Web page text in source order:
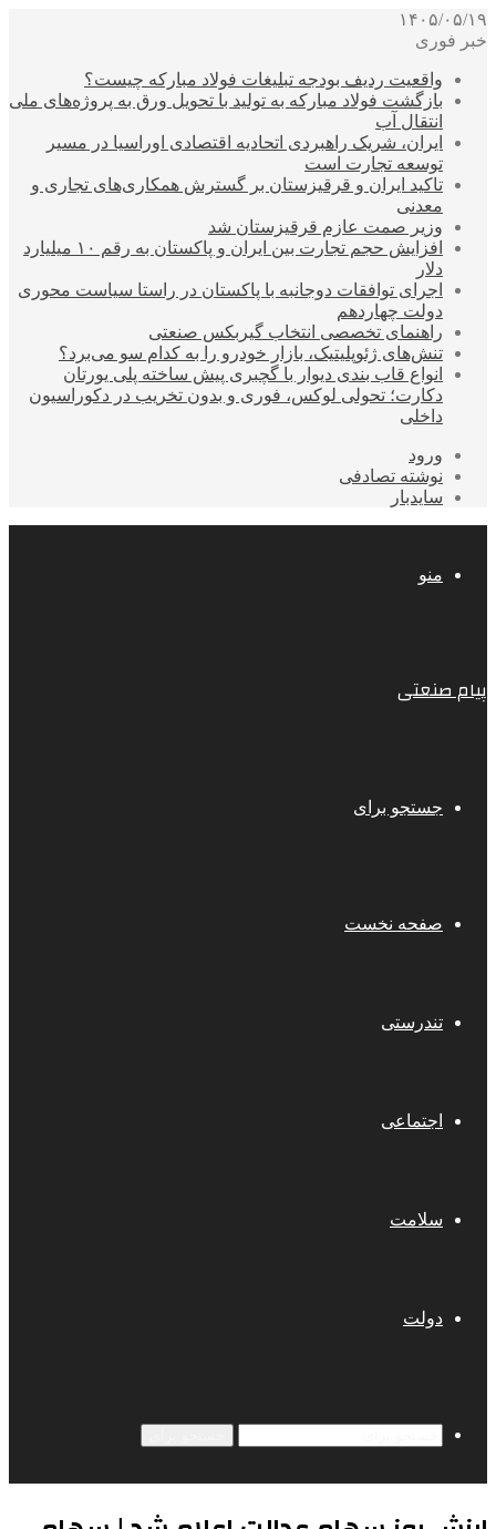
۱۴۰۵/۰۵/۱۹
خبر فوری
واقعیت ردیف بودجه تبلیغات فولاد مبارکه چیست؟
بازگشت فولاد مبارکه به تولید با تحویل ورق به پروژه‌های ملی
انتقال آب
ایران، شریک راهبردی اتحادیه اقتصادی اوراسیا در مسیر
توسعه تجارت است
تاکید ایران و قرقیزستان بر گسترش همکاری‌های تجاری و
معدنی
وزیر صمت عازم قرقیزستان شد
افزایش حجم تجارت بین ایران و پاکستان به رقم ۱۰ میلیارد
دلار
اجرای توافقات دوجانبه با پاکستان در راستا سیاست محوری
دولت چهاردهم
راهنمای تخصصی انتخاب گیربکس صنعتی
تنش‌های ژئوپلیتیک، بازار خودرو را به کدام سو می‌برد؟
انواع قاب بندی دیوار با گچبری پیش ساخته پلی یورتان
دکارت؛ تحولی لوکس، فوری و بدون تخریب در دکوراسیون
داخلی
ورود
نوشته تصادفی
سایدبار
منو
پیام صنعتی
جستجو برای
صفحه نخست
تندرستی
اجتماعی
سلامت
دولت